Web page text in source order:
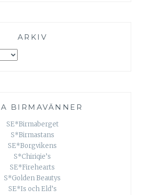
ARKIV
BIRMAVÄNNER
SE*Birmaberget
S*Birmastans
SE*Borgvikens
S*Chiriqie’s
SE*Firehearts
S*Golden Beautys
SE*Is och Eld’s